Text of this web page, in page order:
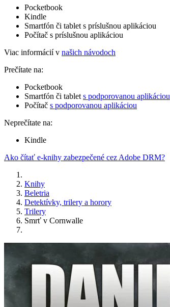
Pocketbook
Kindle
Smartfón či tablet s príslušnou aplikáciou
Počítač s príslušnou aplikáciou
Viac informácií v našich návodoch
Prečítate na:
Pocketbook
Smartfón či tablet s podporovanou aplikáciou
Počítač s podporovanou aplikáciou
Neprečítate na:
Kindle
Ako čítať e-knihy zabezpečené cez Adobe DRM?
Knihy
Beletria
Detektívky, trilery a horory
Trilery
Smrť v Cornwalle